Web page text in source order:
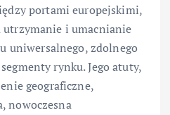
portami europejskimi,
i umacnianie
uniwersalnego, zdolnego
rynku. Jego atuty,
geograficzne,
nowoczesna